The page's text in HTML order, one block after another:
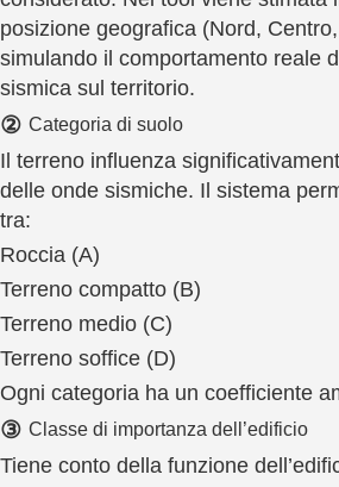
posizione geografica (Nord,
simulando il comportamento reale
sismica sul territorio.
② Categoria di suolo
Il terreno influenza
delle onde sismiche. Il sistema
tra:
Roccia (A)
Terreno compatto (B)
Terreno medio (C)
Terreno soffice (D)
Ogni categoria ha un coefficiente
③ Classe di importanza dell’edificio
Tiene conto della funzione